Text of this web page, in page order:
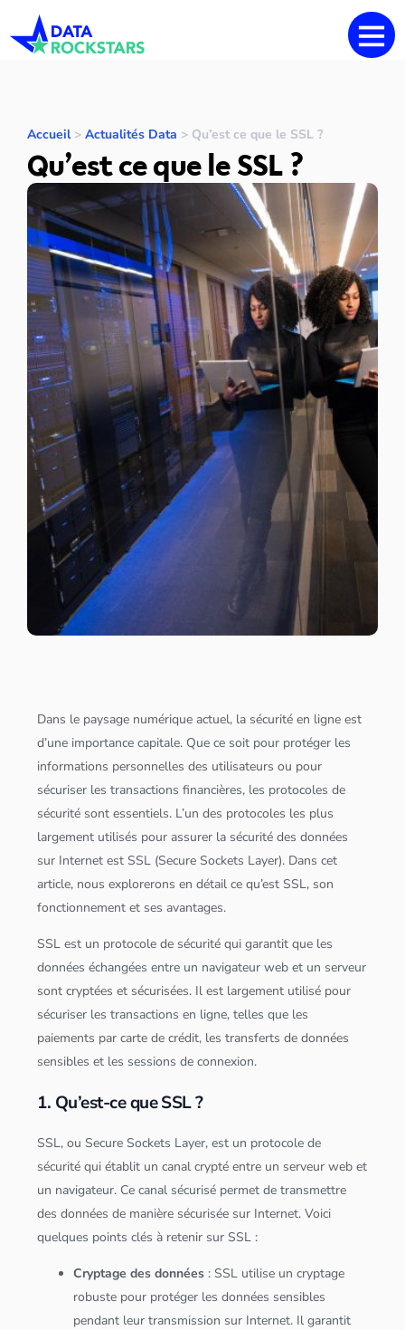
Accueil>Actualités Data > Qu’est ce que le SSL ?
Qu’est ce que le SSL ?
Dans le paysage numérique actuel, la sécurité en ligne est
d’une importance capitale. Que ce soit pour protéger les
informations personnelles des utilisateurs ou pour
sécuriser les transactions financières, les protocoles de
sécurité sont essentiels. L’un des protocoles les plus
largement utilisés pour assurer la sécurité desdonnées
sur Internet est SSL (Secure Sockets Layer). Dans cet
article, nous explorerons en détail ce qu’est SSL, son
fonctionnement et ses avantages.
SSL est un protocole de sécurité qui garantit que les
données échangées entre un navigateur web et un serveur
sont cryptées et sécurisées. Il est largement utilisé pour
sécuriser les transactions en ligne, telles que les
paiements par carte de crédit, les transferts dedonnées
sensibles et les sessions de connexion.
1. Qu’est-ce que SSL ?
SSL, ou Secure Sockets Layer, est un protocole de
sécurité qui établit un canal crypté entre un serveur web et
un navigateur. Ce canal sécurisé permet de transmettre
desdonnées de manière sécurisée sur Internet. Voici
quelques points clés à retenir sur SSL :
Cryptage desdonnées : SSL utilise un cryptage
robuste pour protéger lesdonnées sensibles
pendant leur transmission sur Internet. Il garantit